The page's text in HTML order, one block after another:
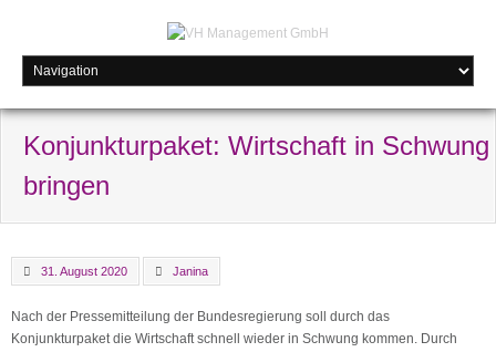
Konjunkturpaket: Wirtschaft in Schwung
bringen
31. August 2020 Janina
Nach der Pressemitteilung der Bundesregierung soll durch das
Konjunkturpaket die Wirtschaft schnell wieder in Schwung kommen. Durch